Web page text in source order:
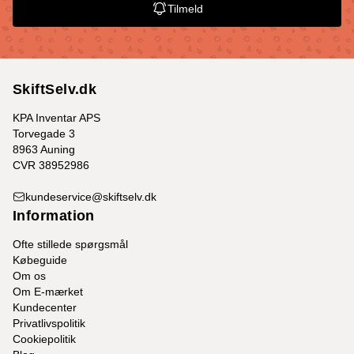
Tilmeld
SkiftSelv.dk
KPA Inventar APS
Torvegade 3
8963 Auning
CVR 38952986
kundeservice@skiftselv.dk
Information
Ofte stillede spørgsmål
Købeguide
Om os
Om E-mærket
Kundecenter
Privatlivspolitik
Cookiepolitik